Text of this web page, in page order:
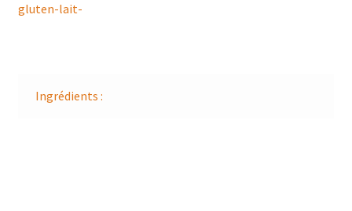
gluten-lait-
Ingrédients :